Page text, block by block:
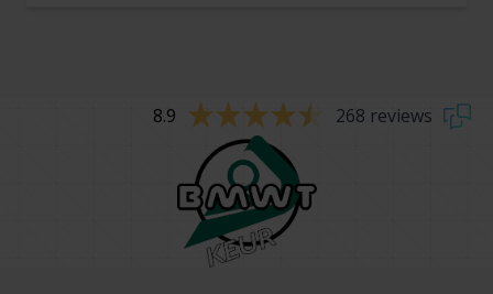
8.9 268 reviews